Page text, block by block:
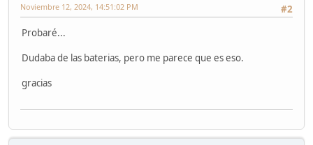
#2
Noviembre 12, 2024, 14:51:02 PM
Probaré...
Dudaba de las baterias, pero me parece que es eso.
gracias